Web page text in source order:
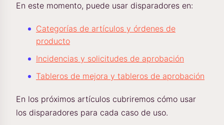
En este momento, puede usar disparadores en:
Categorías de artículos y órdenes de
producto
Incidencias y solicitudes de aprobación
Tableros de mejora y tableros de aprobación
En los próximos artículos cubriremos cómo usar
los disparadores para cada caso de uso.